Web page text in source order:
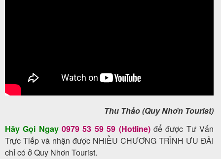
Thu Thảo (Quy Nhơn Tourist)
Hãy Gọi Ngay 0979 53 59 59 (Hotline) để được Tư Vấn
Trực Tiếp và nhận được NHIỀU CHƯƠNG TRÌNH ƯU ĐÃI
chỉ có ở Quy Nhơn Tourist.